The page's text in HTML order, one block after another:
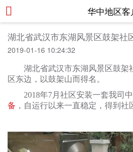
华中地区客
湖北省武汉市东湖风景区鼓架社
2019-01-16 10:24:32
湖北省武汉市东湖风景区鼓架
区东边，以鼓架山而得名。
2018年7月社区安装一套我司
备 ，自运行以来一直稳定，得到社